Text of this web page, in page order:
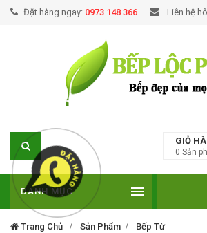
Đặt hàng ngay: 0973 148 366 Liên hệ
GIỎ
0 Sản
DANH MỤC
Trang Chủ Sản Phẩm Bếp Từ